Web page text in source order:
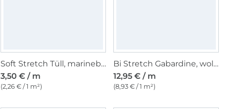
Soft Stretch Tüll, marineblau
3,50 € / m
(2,26 € / 1 m²)
Bi Stretch Gabardine, wollweiß
12,95 € / m
(8,93 € / 1 m²)